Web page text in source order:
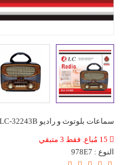
العاب
اكسسوارات
العروض
سماعات بلوتوث و راديو DLC-32243B
النوع : 978E7